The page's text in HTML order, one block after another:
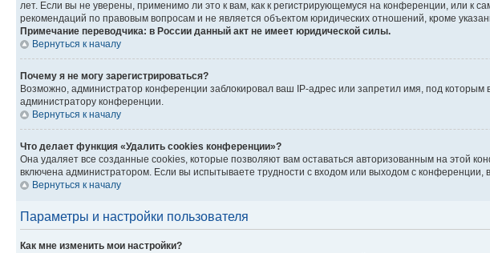
лет. Если вы не уверены, применимо ли это к вам, как к регистрирующемуся на конференции, или к
рекомендаций по правовым вопросам и не является объектом юридических отношений, кроме
Примечание переводчика: в России данный акт не имеет юридической силы.
Вернуться к началу
Почему я не могу зарегистрироваться?
Возможно, администратор конференции заблокировал ваш IP-адрес или запретил имя, под
администратору конференции.
Вернуться к началу
Что делает функция «Удалить cookies конференции»?
Она удаляет все созданные cookies, которые позволяют вам оставаться авторизованным на этой
включена администратором. Если вы испытываете трудности с входом или выходом с конференции,
Вернуться к началу
Параметры и настройки пользователя
Как мне изменить мои настройки?